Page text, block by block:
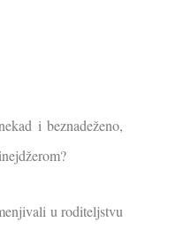
i beznadeženo,
u roditeljstvu